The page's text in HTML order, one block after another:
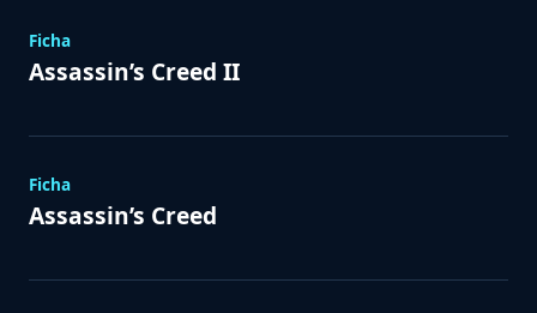
Ficha
Assassin’s Creed II
Ficha
Assassin’s Creed